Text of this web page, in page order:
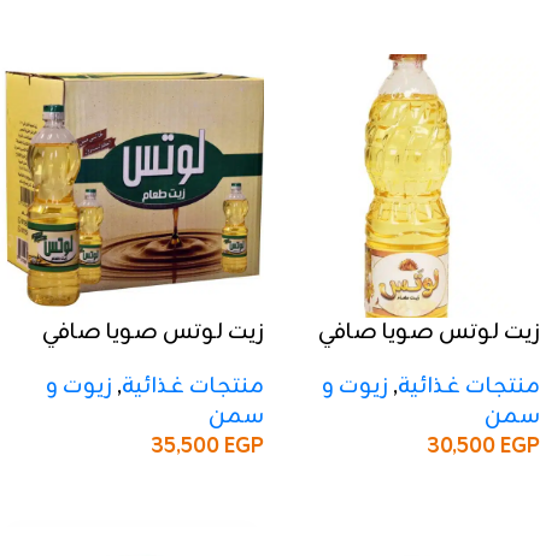
زيت لوتس صويا صافي
منتجات غذائية, زيوت و
سمن
30,500EGP
زيت لوتس صويا صافي
منتجات غذائية, زيوت و
سمن
35,500EGP